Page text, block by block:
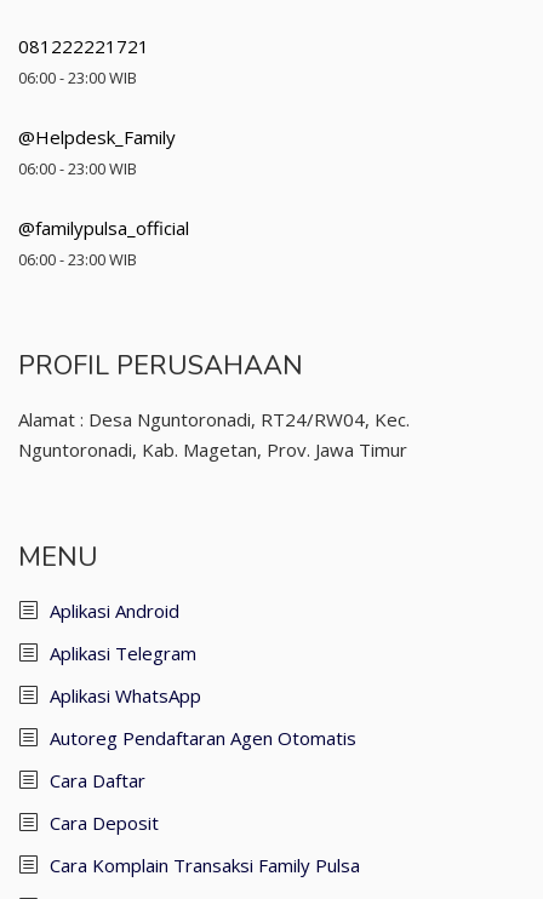
081222221721
06:00 - 23:00 WIB
@Helpdesk_Family
06:00 - 23:00 WIB
@familypulsa_official
06:00 - 23:00 WIB
PROFIL PERUSAHAAN
Alamat : Desa Nguntoronadi, RT24/RW04, Kec.
Nguntoronadi, Kab. Magetan, Prov. Jawa Timur
MENU
Aplikasi Android
Aplikasi Telegram
Aplikasi WhatsApp
Autoreg Pendaftaran Agen Otomatis
Cara Daftar
Cara Deposit
Cara Komplain Transaksi Family Pulsa